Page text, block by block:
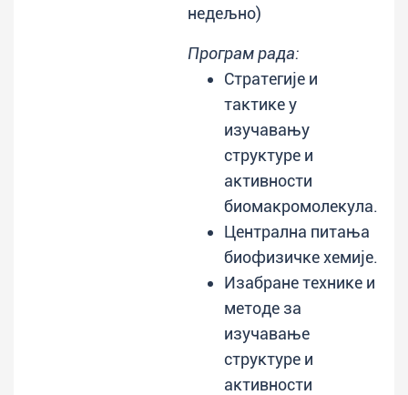
недељно)
Програм рада:
Стратегије и
тактике у
изучавању
структуре и
активности
биомакромолекула.
Централна питања
биофизичке хемије.
Изабране технике и
методе за
изучавање
структуре и
активности